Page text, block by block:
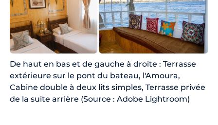
De haut en bas et de gauche à droite : Terrasse
extérieure sur le pont du bateau, l'Amoura,
Cabine double à deux lits simples, Terrasse privée
de la suite arrière (Source : Adobe Lightroom)